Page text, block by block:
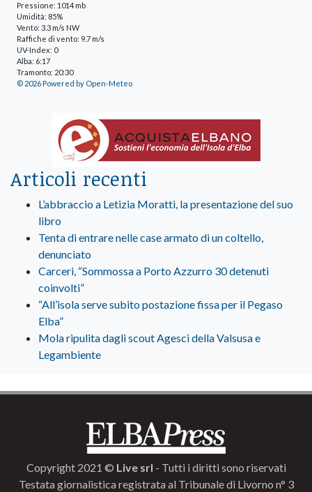
Pressione: 1014 mb
Umidità: 85%
Vento: 3.3 m/s NW
Raffiche di vento: 9.7 m/s
UV-Index: 0
Alba: 6:17
Tramonto: 20:30
© 2026 Powered by Open-Meteo
Articoli recenti
L’abbraccio a Letizia Moratti, la presentazione del suo
libro
Tenta di entrare nelle case armato di un coltello,
denunciato
Carceri, “Sommossa a Porto Azzurro 30 detenuti
coinvolti”
“All’isola serve subito postazione fissa per il Pegaso
Elba”
Mola ripulita dagli scout Agesci della Valsusa e
Legambiente
Copyright 2021 © Live srl - Tutti i diritti sono riservati
Testata giornalistica registrata al Tribunale di Livorno n° 3